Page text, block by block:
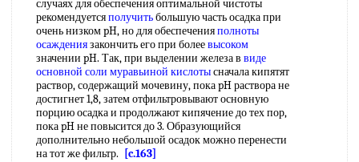
случаях для обеспечения оптимальной чистоты
рекомендуетсяполучитьбольшую часть осадка при
очень низком pH, но для обеспеченияполноты
осаждениязакончить его при болеевысоком
значении pH. Так, при выделении железа в виде
основной соли муравьиной кислотысначала кипятят
раствор, содержащий мочевину, пока pH раствора не
достигнет 1,8, затем отфильтровывают основную
порцию осадка и продолжают кипячение до тех пор,
пока pH не повысится до 3. Образующийся
дополнительно небольшой осадок можно перенести
на тот же фильтр.
[c.163]